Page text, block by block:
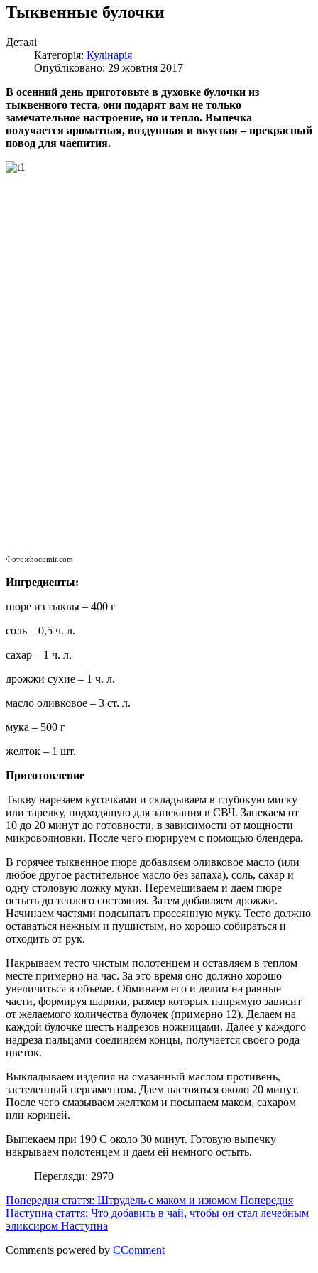
Тыквенные булочки
Деталі
Категорія: Кулінарія
Опубліковано: 29 жовтня 2017
В осенний день приготовьте в духовке булочки из
тыквенного теста, они подарят вам не только
замечательное настроение, но и тепло. Выпечка
получается ароматная, воздушная и вкусная – прекрасный
повод для чаепития.
Фото:chocomir.com
Ингредиенты:
пюре из тыквы – 400 г
соль – 0,5 ч. л.
сахар – 1 ч. л.
дрожжи сухие – 1 ч. л.
масло оливковое – 3 ст. л.
мука – 500 г
желток – 1 шт.
Приготовление
Тыкву нарезаем кусочками и складываем в глубокую миску
или тарелку, подходящую для запекания в СВЧ. Запекаем от
10 до 20 минут до готовности, в зависимости от мощности
микроволновки. После чего пюрируем с помощью блендера.
В горячее тыквенное пюре добавляем оливковое масло (или
любое другое растительное масло без запаха), соль, сахар и
одну столовую ложку муки. Перемешиваем и даем пюре
остыть до теплого состояния. Затем добавляем дрожжи.
Начинаем частями подсыпать просеянную муку. Тесто должно
оставаться нежным и пушистым, но хорошо собираться и
отходить от рук.
Накрываем тесто чистым полотенцем и оставляем в теплом
месте примерно на час. За это время оно должно хорошо
увеличиться в объеме. Обминаем его и делим на равные
части, формируя шарики, размер которых напрямую зависит
от желаемого количества булочек (примерно 12). Делаем на
каждой булочке шесть надрезов ножницами. Далее у каждого
надреза пальцами соединяем концы, получается своего рода
цветок.
Выкладываем изделия на смазанный маслом противень,
застеленный пергаментом. Даем настояться около 20 минут.
После чего смазываем желтком и посыпаем маком, сахаром
или корицей.
Выпекаем при 190 С около 30 минут. Готовую выпечку
накрываем полотенцем и даем ей немного остыть.
Перегляди: 2970
Попередня стаття: Штрудель с маком и изюмом Попередня
Наступна стаття: Что добавить в чай, чтобы он стал лечебным
эликсиром Наступна
Comments powered by CComment